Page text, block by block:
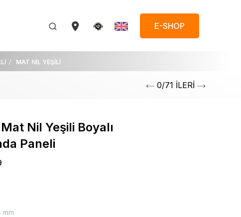
E-SHOP
MAT NİL YEŞİLİ
0/71 İLERİ
Nil Yeşili Boyalı
Paneli
mm